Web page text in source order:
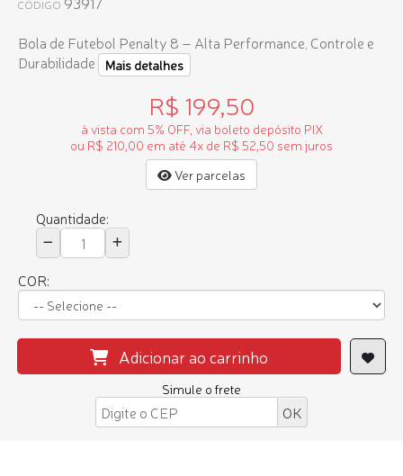
CÓDIGO
Bola de Futebol Penalty 8 – Alta Performance, Controle e
Durabilidade
Mais detalhes
R$ 199,50
à vista com 5% OFF, via boleto depósito PIX
ou R$ 210,00 em até 4x de R$ 52,50 sem juros
Ver parcelas
Quantidade:
COR:
Adicionar ao carrinho
Simule o frete